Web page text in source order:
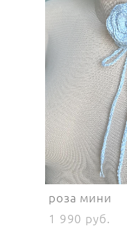
роза мини
1 990 pуб.